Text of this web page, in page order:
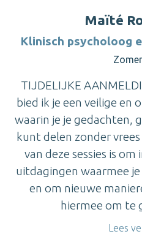
Maïté
Klinisch psycholoog
TIJDELIJKE
bied ik je een veilige en
waarin je je gedachten,
kunt delen zonder
van deze sessies is
uitdagingen waarmee
en om nieuwe
hiermee om te
Lees